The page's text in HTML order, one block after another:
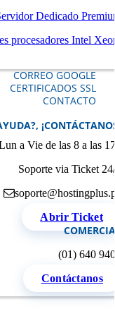
Dedicado
procesadores Intel
CORREO GOOGLE
CERTIFICADOS SSL
CONTACTO
a Vie de las 8 a las
Soporte via Ticket
Abrir Ticket
(01) 640
Contáctanos